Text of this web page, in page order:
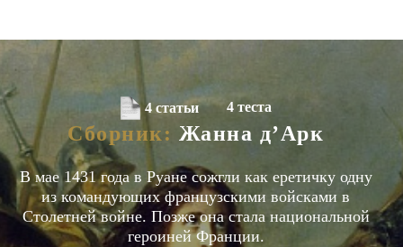
4 статьи 4 теста
Сборник: Жанна д’Арк
В мае 1431 года в Руане сожгли как еретичку одну
из командующих французскими войсками в
Столетней войне. Позже она стала национальной
героиней Франции.